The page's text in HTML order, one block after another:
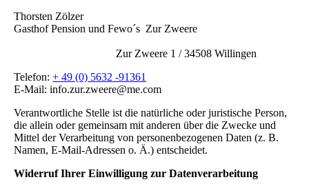
Thorsten Zölzer
Gasthof Pension und Fewo´s Zur Zweere
Zur Zweere 1 / 34508 Willingen
Telefon: + 49 (0) 5632 -91361
E-Mail: info.zur.zweere@me.com
Verantwortliche Stelle ist die natürliche oder juristische Person,
die allein oder gemeinsam mit anderen über die Zwecke und
Mittel der Verarbeitung von personenbezogenen Daten (z. B.
Namen, E-Mail-Adressen o. Ä.) entscheidet.
Widerruf Ihrer Einwilligung zur Datenverarbeitung